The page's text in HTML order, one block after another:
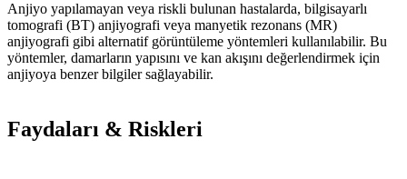
Anjiyo yapılamayan veya riskli bulunan hastalarda, bilgisayarlı
tomografi (BT) anjiyografi veya manyetik rezonans (MR)
anjiyografi gibi alternatif görüntüleme yöntemleri kullanılabilir. Bu
yöntemler, damarların yapısını ve kan akışını değerlendirmek için
anjiyoya benzer bilgiler sağlayabilir.
Faydaları & Riskleri